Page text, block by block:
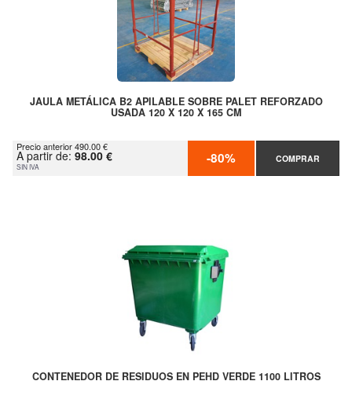
JAULA METÁLICA B2 APILABLE SOBRE PALET REFORZADO
USADA 120 X 120 X 165 CM
Precio anterior 490.00 €
A partir de: 98.00 €
SIN IVA -80% COMPRAR
CONTENEDOR DE RESIDUOS EN PEHD VERDE 1100 LITROS